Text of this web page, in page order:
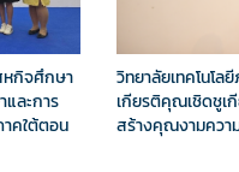
หกิจศึกษา
ละการ
คใต้ตอน
วิทยาลัยเทคโนโล
เกียรติคุณเชิดชูเ
สร้างคุณงามควา